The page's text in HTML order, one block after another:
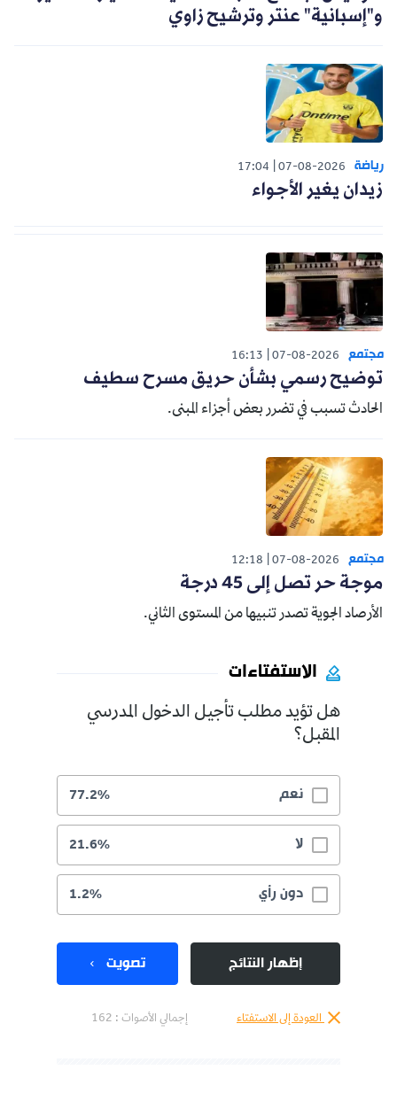
و"إسبانية" عنتر وترشيح زاوي
رياضة 07-08-2026
17:04
زيدان يغير الأجواء
مجتمع 07-08-2026
16:13
توضيح رسمي بشأن حريق مسرح سطيف
الحادث تسبب في تضرر بعض أجزاء المبنى.
مجتمع 07-08-2026
12:18
موجة حر تصل إلى 45 درجة
الأرصاد الجوية تصدر تنبيها من المستوى الثاني.
الاستفتاءات
هل تؤيد مطلب تأجيل الدخول المدرسي
المقبل؟
نعم 77.2%
لا 21.6%
دون رأي 1.2%
إظهار النتائج تصويت
العودة إلى الاستفتاء إجمالي الأصوات : 162